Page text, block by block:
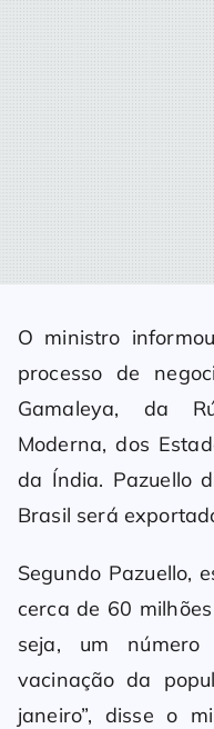
O ministro
processo de
Gamaleya, da
Moderna, dos
da Índia. Pazuello
Brasil será
Segundo Pazuello,
cerca de 60
seja, um
vacinação da
janeiro”, disse o